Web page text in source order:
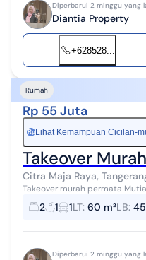
Diperbarui 2 minggu yang
Diantia Property
+628528...
Rumah
Rp 55 Juta
Rp Lihat Kemampuan Cicilan-
Takeover
Citra Maja Raya,
Takeover murah permata Mutiara
60m LB 45m Sudah full renovasi Cicilan 2,178,000 Tenor 25 tahun
Sudah masuk 80 bul...
2 1 1LT: 60 m²LB:
Diperbarui 2 minggu yang